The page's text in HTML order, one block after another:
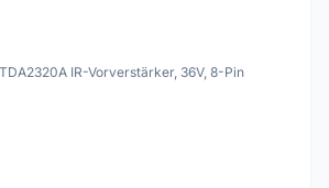
IR-Vorverstärker, 36V, 8-Pin